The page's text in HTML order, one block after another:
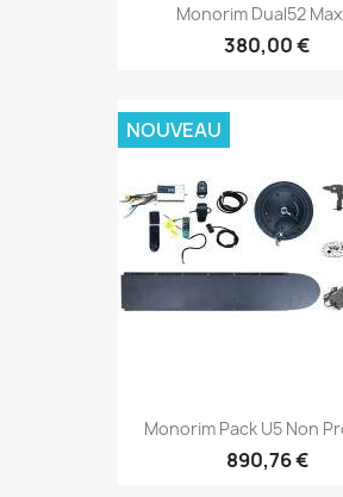
Monorim Dual52
380,00 €
Monorim Pack U5 Non
890,76 €
NOUVEAU